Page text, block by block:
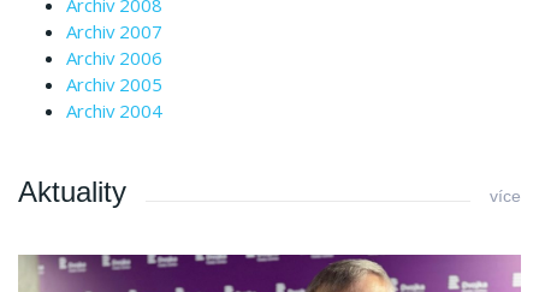
Archiv 2008
Archiv 2007
Archiv 2006
Archiv 2005
Archiv 2004
Aktuality více